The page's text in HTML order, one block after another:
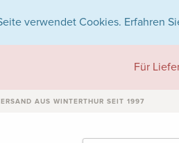
verwendet Cookies. Erfahren
Für
AUS WINTERTHUR SEIT 1997